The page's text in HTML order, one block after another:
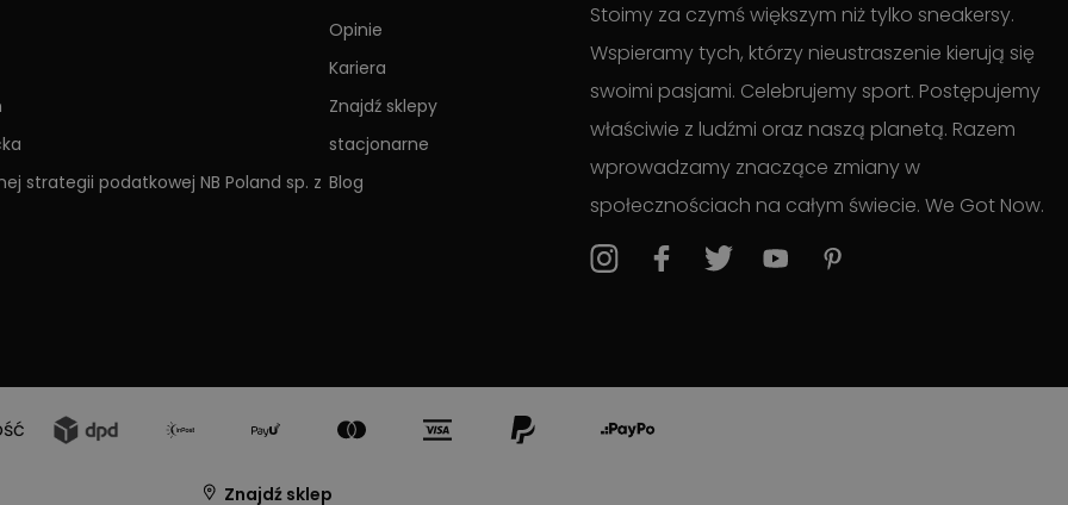
strategii podatkowej NB Poland sp. z
Opinie
Kariera
Znajdź sklepy
stacjonarne
Blog
Stoimy za czymś większym niż tylko sneakersy.
Wspieramy tych, którzy nieustraszenie kierują się
swoimi pasjami. Celebrujemy sport. Postępujemy
właściwie z ludźmi oraz naszą planetą. Razem
wprowadzamy znaczące zmiany w
społecznościach na całym świecie. We Got Now.
Znajdź sklep